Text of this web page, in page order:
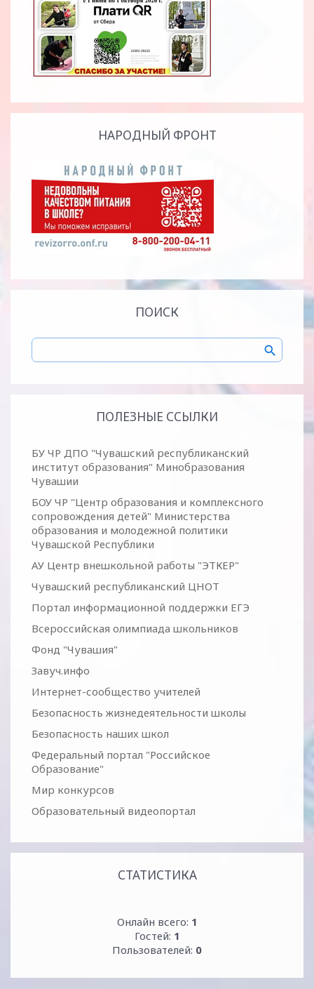
НАРОДНЫЙ ФРОНТ
ПОИСК
ПОЛЕЗНЫЕ ССЫЛКИ
БУ ЧР ДПО "Чувашский республиканский
институт образования" Минобразования
Чувашии
БОУ ЧР "Центр образования и комплексного
сопровождения детей" Министерства
образования и молодежной политики
Чувашской Республики
АУ Центр внешкольной работы "ЭТКЕР"
Чувашский республиканский ЦНОТ
Портал информационной поддержки ЕГЭ
Всероссийская олимпиада школьников
Фонд "Чувашия"
Завуч.инфо
Интернет-сообщество учителей
Безопасность жизнедеятельности школы
Безопасность наших школ
Федеральный портал "Российское
Образование"
Мир конкурсов
Образовательный видеопортал
СТАТИСТИКА
Онлайн всего: 1
Гостей: 1
Пользователей: 0